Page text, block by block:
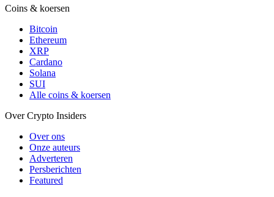
Coins & koersen
Bitcoin
Ethereum
XRP
Cardano
Solana
SUI
Alle coins & koersen
Over Crypto Insiders
Over ons
Onze auteurs
Adverteren
Persberichten
Featured